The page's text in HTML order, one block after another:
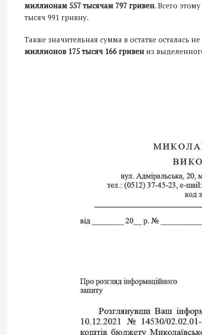
миллионам 557 тысячам 797 гривен. Всего
тысяч 991 гривну.
Также значительная сумма в остатке осталась
миллионов 175 тысяч 166 гривен из